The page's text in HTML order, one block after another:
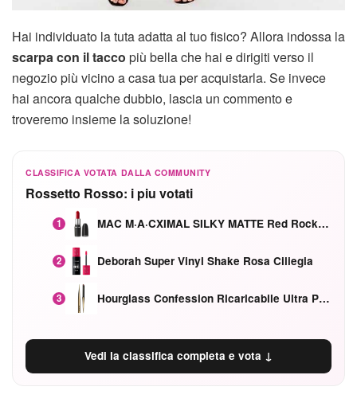
Hai individuato la tuta adatta al tuo fisico? Allora indossa la
scarpa con il tacco più bella che hai e dirigiti verso il
negozio più vicino a casa tua per acquistarla. Se invece
hai ancora qualche dubbio, lascia un commento e
troveremo insieme la soluzione!
CLASSIFICA VOTATA DALLA COMMUNITY
Rossetto Rosso: i piu votati
1 MAC M·A·CXIMAL SILKY MATTE Red Rock mat
2 Deborah Super Vinyl Shake Rosa Ciliegia
3 Hourglass Confession Ricaricabile Ultra Preciso Ad Alta Intensità Secretly Classic Red
Vedi la classifica completa e vota ↓